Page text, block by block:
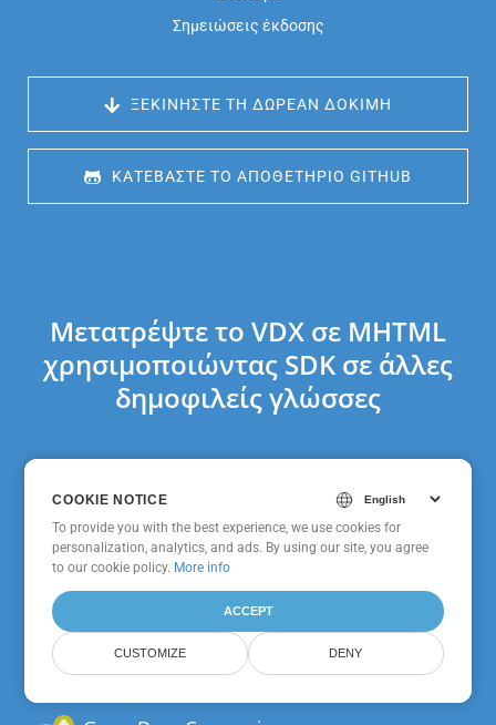
Σημειώσεις έκδοσης
ΞΕΚΙΝΉΣΤΕ ΤΗ ΔΩΡΕΆΝ ΔΟΚΙΜΉ
ΚΑΤΕΒΆΣΤΕ ΤΟ ΑΠΟΘΕΤΉΡΙΟ GITHUB
Μετατρέψτε το VDX σε MHTML
χρησιμοποιώντας SDK σε άλλες
δημοφιλείς γλώσσες
GroupDocs.Conversion
Cloud Για cURL
GroupDocs.Conversion
Cloud SDK Για Node.js
COOKIE NOTICE
To provide you with the best experience, we use cookies for
personalization, analytics, and ads. By using our site, you agree
toour cookie policy.
ACCEPT
CUSTOMIZE DENY
COOKIE NOTICE
To provide you with the best experience, we use cookies for
personalization, analytics, and ads. By using our site, you agree
to our cookie policy. More info
ACCEPT
CUSTOMIZE DENY